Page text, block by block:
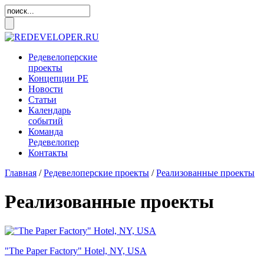
Редевелоперские
проекты
Концепции РЕ
Новости
Статьи
Календарь
событий
Команда
Редевелопер
Контакты
Главная /Редевелоперские проекты /Реализованные проекты
Реализованные проекты
"The Paper Factory" Hotel, NY, USA